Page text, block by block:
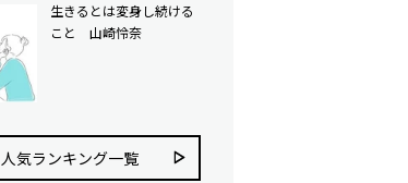
生きるとは変身し続ける
こと 山崎怜奈
人気ランキング⼀覧